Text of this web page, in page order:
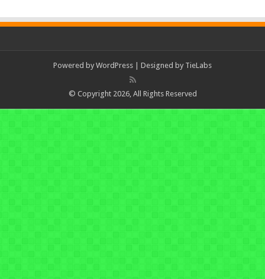
Powered by WordPress | Designed by TieLabs
© Copyright 2026, All Rights Reserved